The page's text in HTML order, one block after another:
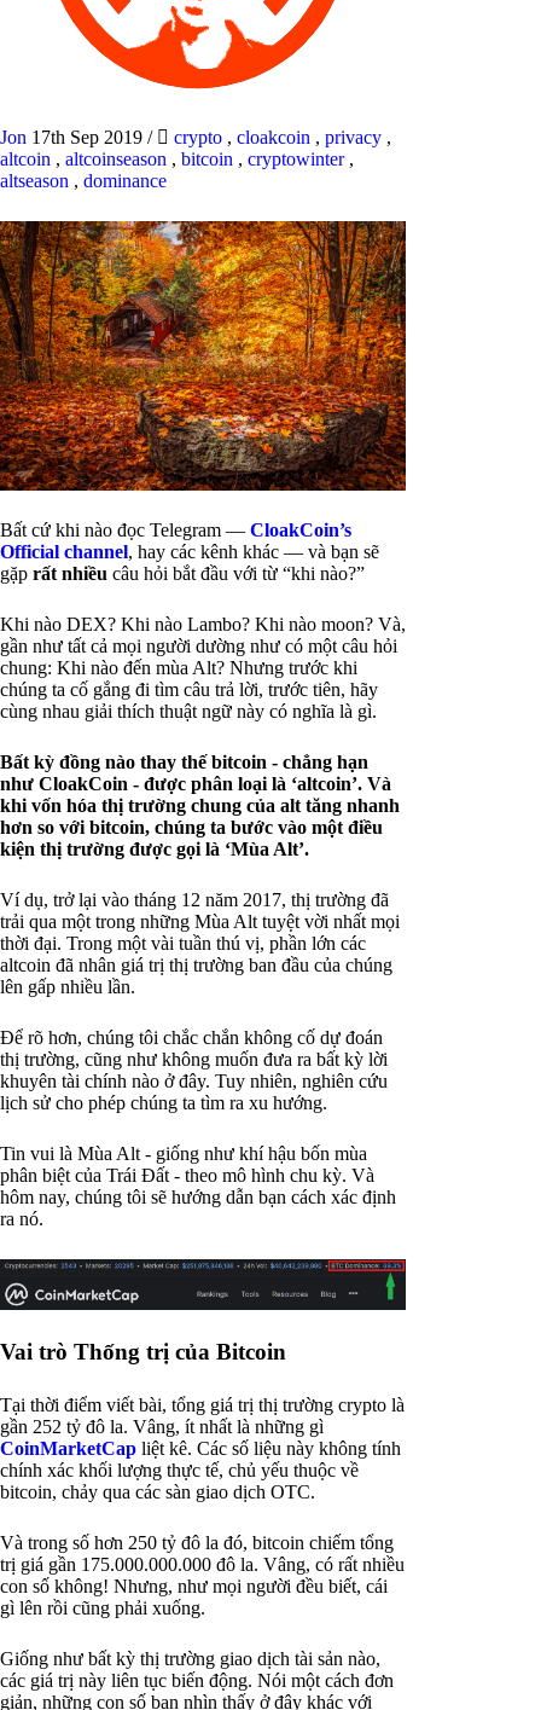
Jon 17th Sep 2019 / crypto , cloakcoin , privacy ,
altcoin , altcoinseason , bitcoin , cryptowinter,
altseason , dominance
Bất cứ khi nào đọc Telegram — CloakCoin’s
Official channel, hay các kênh khác — và bạn sẽ
gặp rất nhiều câu hỏi bắt đầu với từ “khi nào?”
Khi nào DEX? Khi nào Lambo? Khi nào moon? Và,
gần như tất cả mọi người dường như có một câu hỏi
chung: Khi nào đến mùa Alt? Nhưng trước khi
chúng ta cố gắng đi tìm câu trả lời, trước tiên, hãy
cùng nhau giải thích thuật ngữ này có nghĩa là gì.
Bất kỳ đồng nào thay thế bitcoin - chẳng hạn
như CloakCoin - được phân loại là ‘altcoin’. Và
khi vốn hóa thị trường chung của alt tăng nhanh
hơn so với bitcoin, chúng ta bước vào một điều
kiện thị trường được gọi là ‘Mùa Alt’.
Ví dụ, trở lại vào tháng 12 năm 2017, thị trường đã
trải qua một trong những Mùa Alt tuyệt vời nhất mọi
thời đại. Trong một vài tuần thú vị, phần lớn các
altcoin đã nhân giá trị thị trường ban đầu của chúng
lên gấp nhiều lần.
Để rõ hơn, chúng tôi chắc chắn không cố dự đoán
thị trường, cũng như không muốn đưa ra bất kỳ lời
khuyên tài chính nào ở đây. Tuy nhiên, nghiên cứu
lịch sử cho phép chúng ta tìm ra xu hướng.
Tin vui là Mùa Alt - giống như khí hậu bốn mùa
phân biệt của Trái Đất - theo mô hình chu kỳ. Và
hôm nay, chúng tôi sẽ hướng dẫn bạn cách xác định
ra nó.
Vai trò Thống trị của Bitcoin
Tại thời điểm viết bài, tổng giá trị thị trường crypto là
gần 252 tỷ đô la. Vâng, ít nhất là những gì
CoinMarketCap liệt kê. Các số liệu này không tính
chính xác khối lượng thực tế, chủ yếu thuộc về
bitcoin, chảy qua các sàn giao dịch OTC.
Và trong số hơn 250 tỷ đô la đó, bitcoin chiếm tổng
trị giá gần 175.000.000.000 đô la. Vâng, có rất nhiều
con số không! Nhưng, như mọi người đều biết, cái
gì lên rồi cũng phải xuống.
Giống như bất kỳ thị trường giao dịch tài sản nào,
các giá trị này liên tục biến động. Nói một cách đơn
giản, những con số bạn nhìn thấy ở đây khác với